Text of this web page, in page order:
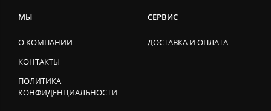
МЫ
О КОМПАНИИ
КОНТАКТЫ
ПОЛИТИКА
КОНФИДЕНЦИАЛЬНОСТИ
СЕРВИС
ДОСТАВКА И ОПЛАТА